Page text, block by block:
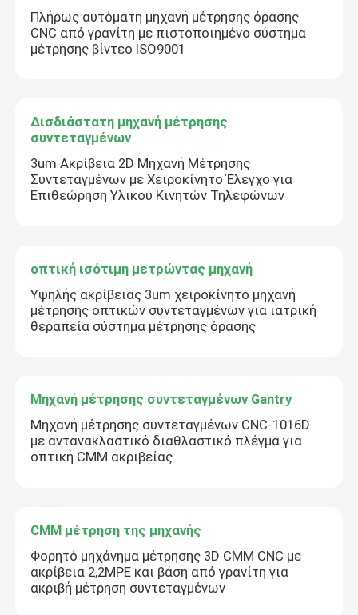
Πλήρως αυτόματη μηχανή μέτρησης όρασης
CNC από γρανίτη με πιστοποιημένο σύστημα
μέτρησης βίντεο ISO9001
Δισδιάστατη μηχανή μέτρησης
συντεταγμένων
3um Ακρίβεια 2D Μηχανή Μέτρησης
Συντεταγμένων με Χειροκίνητο Έλεγχο για
Επιθεώρηση Υλικού Κινητών Τηλεφώνων
οπτική ισότιμη μετρώντας μηχανή
Υψηλής ακρίβειας 3um χειροκίνητο μηχανή
μέτρησης οπτικών συντεταγμένων για ιατρική
θεραπεία σύστημα μέτρησης όρασης
Μηχανή μέτρησης συντεταγμένων Gantry
Μηχανή μέτρησης συντεταγμένων CNC-1016D
με αντανακλαστικό διαθλαστικό πλέγμα για
οπτική CMM ακριβείας
CMM μέτρηση της μηχανής
Φορητό μηχάνημα μέτρησης 3D CMM CNC με
ακρίβεια 2,2MPE και βάση από γρανίτη για
ακριβή μέτρηση συντεταγμένων